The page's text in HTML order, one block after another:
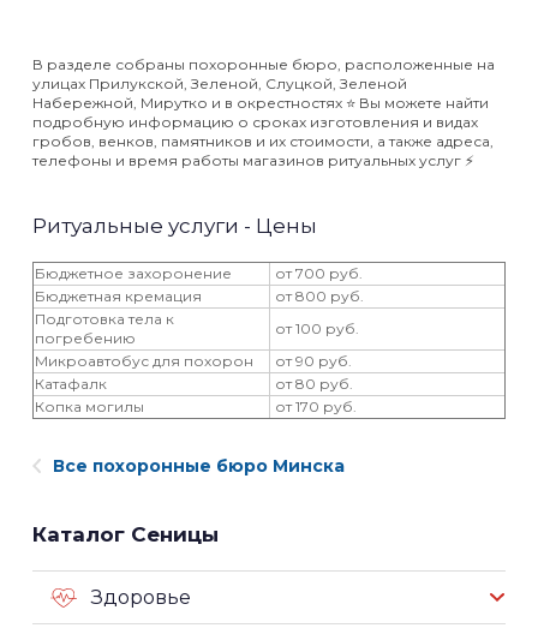
В разделе собраны похоронные бюро, расположенные на
улицах Прилукской, Зеленой, Слуцкой, Зеленой
Набережной, Мирутко и в окрестностях ⭐️ Вы можете найти
подробную информацию о сроках изготовления и видах
гробов, венков, памятников и их стоимости, а также адреса,
телефоны и время работы магазинов ритуальных услуг ⚡️
Ритуальные услуги - Цены
Бюджетное захоронение
от 700 руб.
Бюджетная кремация
от 800 руб.
Подготовка тела к
погребению
от 100 руб.
Микроавтобус для похорон
от 90 руб.
Катафалк
от 80 руб.
Копка могилы
от 170 руб.
Все похоронные бюро Минска
Каталог Сеницы
Здоровье